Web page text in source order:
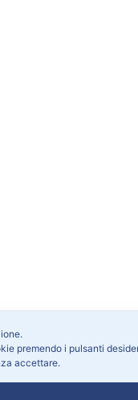
premendo i pulsanti
accettare.